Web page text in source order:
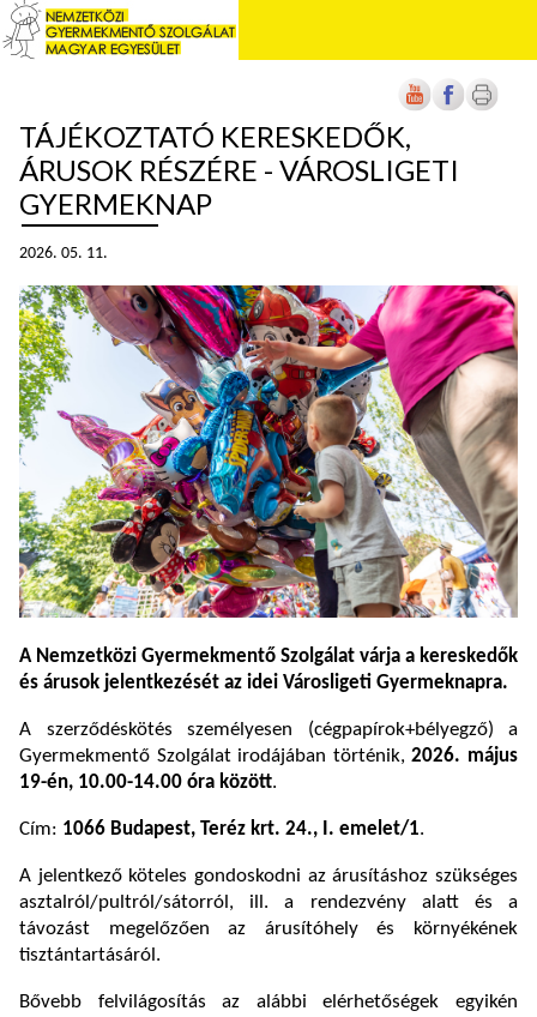
TÁJÉKOZTATÓ KERESKEDŐK,
ÁRUSOK RÉSZÉRE - VÁROSLIGETI
GYERMEKNAP
2026. 05. 11.
A Nemzetközi Gyermekmentő Szolgálat várja a kereskedők
és árusok jelentkezését az idei Városligeti Gyermeknapra.
A szerződéskötés személyesen (cégpapírok+bélyegző) a
Gyermekmentő Szolgálat irodájában történik,2026. május
19-én, 10.00-14.00 óra között.
Cím: 1066 Budapest, Teréz krt. 24., I. emelet/1.
A jelentkező köteles gondoskodni az árusításhoz szükséges
asztalról/pultról/sátorról, ill. a rendezvény alatt és a
távozást megelőzően az árusítóhely és környékének
tisztántartásáról.
Bővebb felvilágosítás az alábbi elérhetőségek egyikén